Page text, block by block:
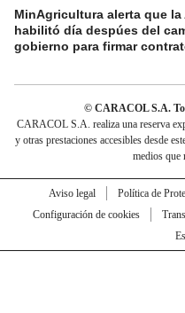
MinAgricultura alerta que la
habilitó día despúes del
gobierno para firmar
© CARACOL S.A.
CARACOL S.A. realiza una reserva
y otras prestaciones accesibles desde
medios que
Aviso legal Política de
Configuración de cookies